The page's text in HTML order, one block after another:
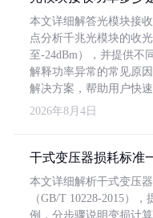
本文详细解答光模块接
点分析千兆光模块的收
至-24dBm），并提供不
解释功率异常的常见原
解决方案，帮助用户快
2026年8月4日
干式变压器损耗标准
本文详细解析干式变压
（GB/T 10228-2015）
例，分步骤说明变损计